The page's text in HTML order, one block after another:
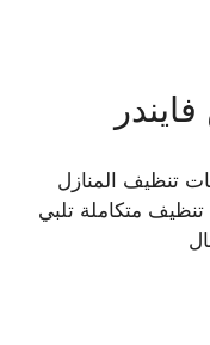
تنظيف المنازل
متكاملة تلبي